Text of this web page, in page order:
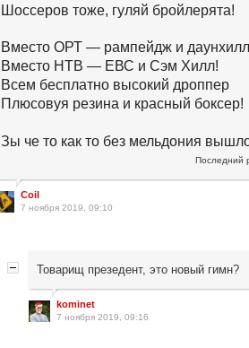
Шоссеров тоже, гуляй бройлерята!
Вместо ОРТ — рампейдж и
Вместо НТВ — ЕВС и Сэм Хилл!
Всем бесплатно высокий дроппер
Плюсовуя резина и красный боксер!
Зы че то как то без мельдония
Последний
Coil
7 ноября 2019, 09:10
Товарищ презедент, это новый гимн?
kominet
7 ноября 2019, 09:16